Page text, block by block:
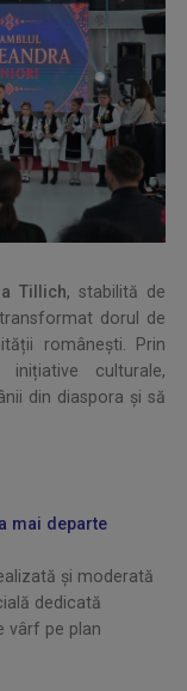
Tillich, stabilită de
dorul de
românești. Prin
inițiative culturale,
din diaspora și să
mai departe
și moderată
dedicată
vârf pe plan